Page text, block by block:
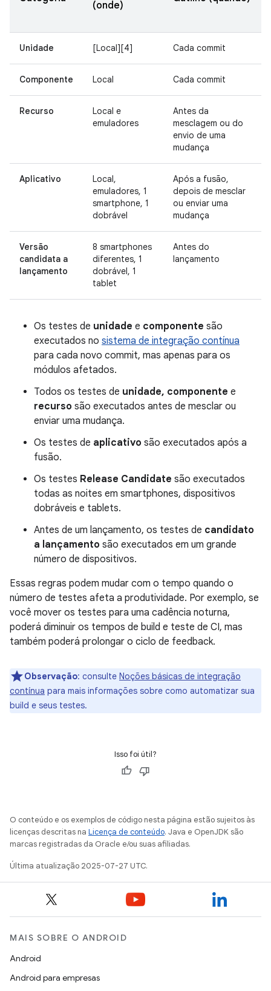
(onde)
Unidade [Local][4] Cada commit
Componente Local Cada commit
Recurso
Local e
emuladores
Antes da
mesclagem ou do
envio de uma
mudança
Aplicativo
Local,
emuladores, 1
smartphone, 1
dobrável
Após a fusão,
depois de mesclar
ou enviar uma
mudança
Versão
candidata a
lançamento
8 smartphones
diferentes, 1
dobrável, 1
tablet
Antes do
lançamento
Os testes de unidade e componente são
executados no sistema de integração contínua
para cada novo commit, mas apenas para os
módulos afetados.
Todos os testes de unidade, componente e
recurso são executados antes de mesclar ou
enviar uma mudança.
Os testes de aplicativo são executados após a
fusão.
Os testes Release Candidate são executados
todas as noites em smartphones, dispositivos
dobráveis e tablets.
Antes de um lançamento, os testes de candidato
a lançamento são executados em um grande
número de dispositivos.
Essas regras podem mudar com o tempo quando o
número de testes afeta a produtividade. Por exemplo, se
você mover os testes para uma cadência noturna,
poderá diminuir os tempos de build e teste de CI, mas
também poderá prolongar o ciclo de feedback.
Observação: consulte Noções básicas de integração
contínua para mais informações sobre como automatizar sua
build e seus testes.
Isso foi útil?
O conteúdo e os exemplos de código nesta página estão sujeitos às
licenças descritas na Licença de conteúdo. Java e OpenJDK são
marcas registradas da Oracle e/ou suas afiliadas.
Última atualização 2025-07-27 UTC.
MAIS SOBRE O ANDROID
Android
Android para empresas